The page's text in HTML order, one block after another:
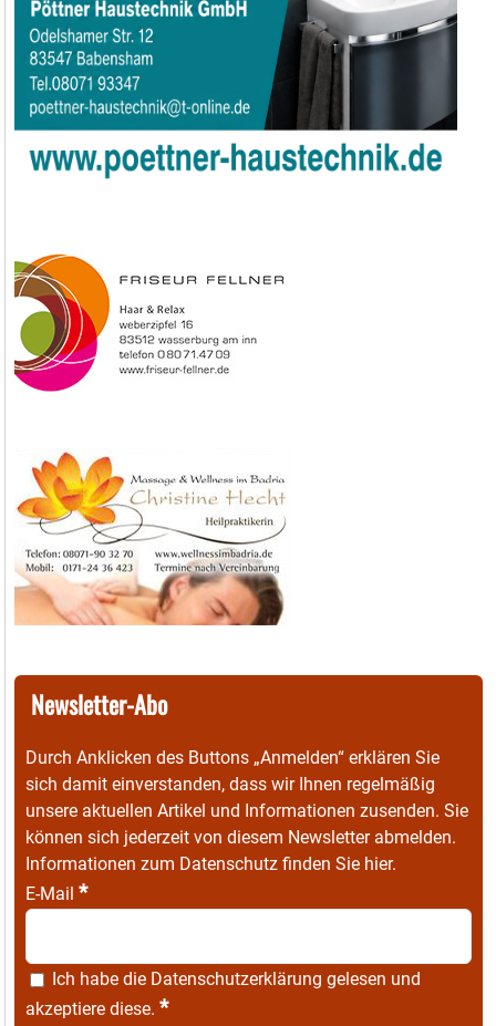
Newsletter-Abo
Durch Anklicken des Buttons „Anmelden“ erklären Sie
sich damit einverstanden, dass wir Ihnen regelmäßig
unsere aktuellen Artikel und Informationen zusenden. Sie
können sich jederzeit von diesem Newsletter abmelden.
Informationen zum Datenschutz finden Sie hier.
E-Mail *
Ich habe die Datenschutzerklärung gelesen und
akzeptiere diese. *